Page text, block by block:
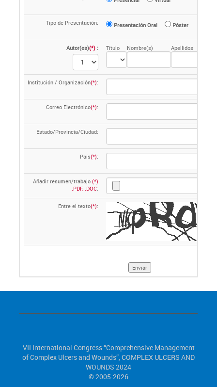
Tipo de Presentación: Presentación Oral Póster
Autor(es)(*) : Título Nombre(s) Apellidos
Institución / Organización(*):
Correo Electrónico(*):
Estado/Provincia/Ciudad:
País(*):
Añadir resumen/trabajo (*)
.PDF, .DOC:
Entre el texto(*):
VII International Congress “Comprehensive Management
of Complex Ulcers and Wounds”, COMPLEX ULCERS AND
WOUNDS 2024
© 2005-2026